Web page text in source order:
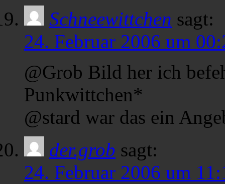
Schneewittchen sagt:
24. Februar 2006 um
@Grob Bild her ich
Punkwittchen*
@stard war das ein
der.grob sagt:
24. Februar 2006 um